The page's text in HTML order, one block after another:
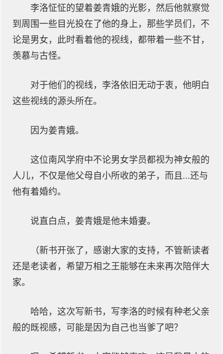
李洛怔怔的望着姜青娥的光影，然后他就察觉
到周围一些目光投在了他的身上，那些学员们，不
论是男女，此时看着他的视线，都带着一些不甘，
羡慕与古怪。
对于他们的视线，李洛依旧无动于衷，他明白
这些视线的源头所在。
因为姜青娥。
这位南风学府中不论男女学员都视为神女般的
人儿，不仅是他父母自小所收的弟子，而且...还与
他有着婚约。
说直白点，姜青娥是他未婚妻。
（新书开张了，感谢大家的支持，不管新读者
还是老读者，希望万相之王能够在未来再次陪伴大
家。
哈哈，这次写新书，写李洛的时候有种老父亲
般的既视感，可能是因为自己也当爹了吧？